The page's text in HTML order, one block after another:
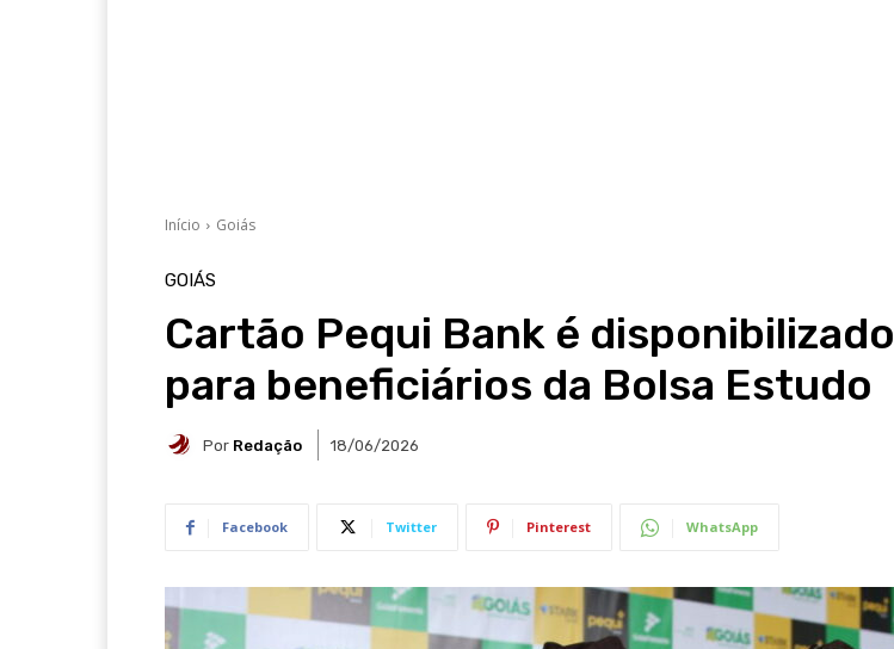
Início Goiás
GOIÁS
Cartão Pequi Bank é disponibilizado
para beneficiários da Bolsa Estudo
Por Redação 18/06/2026
Facebook Twitter Pinterest WhatsApp